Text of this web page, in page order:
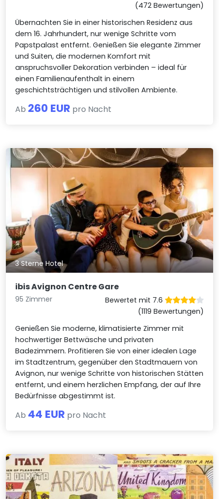
(472 Bewertungen)
Übernachten Sie in einer historischen Residenz aus
dem 16. Jahrhundert, nur wenige Schritte vom
Papstpalast entfernt. Genießen Sie elegante Zimmer
und Suiten, die modernen Komfort mit
anspruchsvoller Dekoration verbinden – ideal für
einen Familienaufenthalt in einem
geschichtsträchtigen und stilvollen Ambiente.
Ab 260 EUR pro Nacht
3 Sterne Hotel
ibis Avignon Centre Gare
95 Zimmer
Bewertet mit 7.6
(1119 Bewertungen)
Genießen Sie moderne, klimatisierte Zimmer mit
hochwertiger Bettwäsche und privaten
Badezimmern. Profitieren Sie von einer idealen Lage
im Stadtzentrum, gegenüber den Stadtmauern von
Avignon, nur wenige Schritte von historischen Stätten
entfernt, und einem herzlichen Empfang, der auf Ihre
Bedürfnisse abgestimmt ist.
Ab 44 EUR pro Nacht